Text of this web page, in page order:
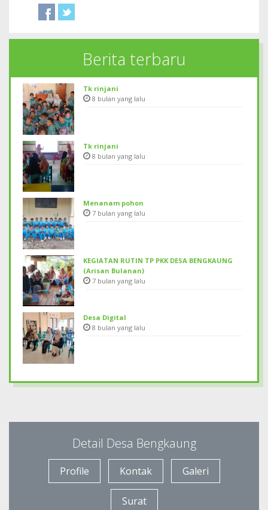
Berita terbaru
Tk rinjani
8 bulan yang lalu
Tk rinjani
8 bulan yang lalu
Menanam pohon
7 bulan yang lalu
KEGIATAN RUTIN TP PKK DESA BENGKAUNG
(Arisan Bulanan)
7 bulan yang lalu
Desa Digital
8 bulan yang lalu
Detail Desa Bengkaung
Profile Kontak Galeri
Surat